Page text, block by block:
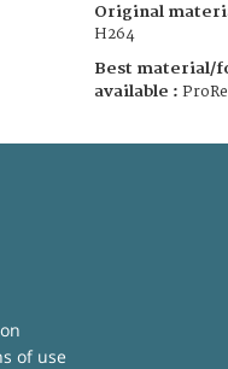
Original
H264
Best material/
available :
of use